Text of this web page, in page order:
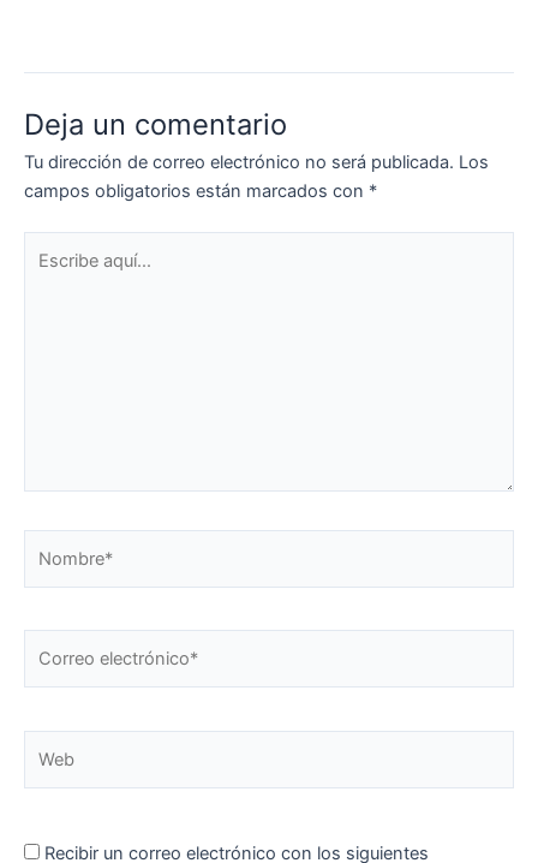
Deja un comentario
Tu dirección de correo electrónico no será publicada. Los
campos obligatorios están marcados con *
aquí...
Recibir un correo electrónico con los siguientes